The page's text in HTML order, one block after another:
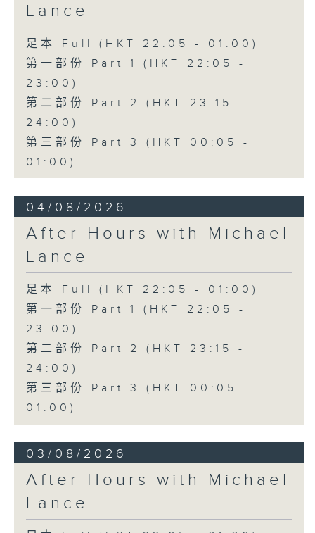
Lance
足本 Full (HKT 22:05 - 01:00)
第一部份 Part 1 (HKT 22:05 -
23:00)
第二部份 Part 2 (HKT 23:15 -
24:00)
第三部份 Part 3 (HKT 00:05 -
01:00)
04/08/2026
After Hours with Michael
Lance
足本 Full (HKT 22:05 - 01:00)
第一部份 Part 1 (HKT 22:05 -
23:00)
第二部份 Part 2 (HKT 23:15 -
24:00)
第三部份 Part 3 (HKT 00:05 -
01:00)
03/08/2026
After Hours with Michael
Lance